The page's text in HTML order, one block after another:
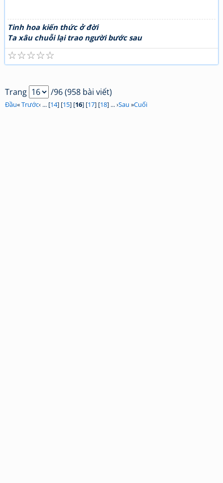
Tinh hoa kiến thức ở đời
Ta xâu chuỗi lại trao người bước sau
☆
☆
☆
☆
☆
Trang /96 (958 bài viết)
Đầu«Trước‹ ... [14] [15] [16] [17] [18] ... ›Sau »Cuối